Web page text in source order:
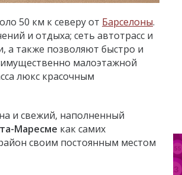
50 км к северу от Барселоны.
и отдыха; сеть автотрасс и
а также позволяют быстро и
малоэтажной
люкс красочным
и свежий, наполненный
Маресме как самих
своим постоянным местом